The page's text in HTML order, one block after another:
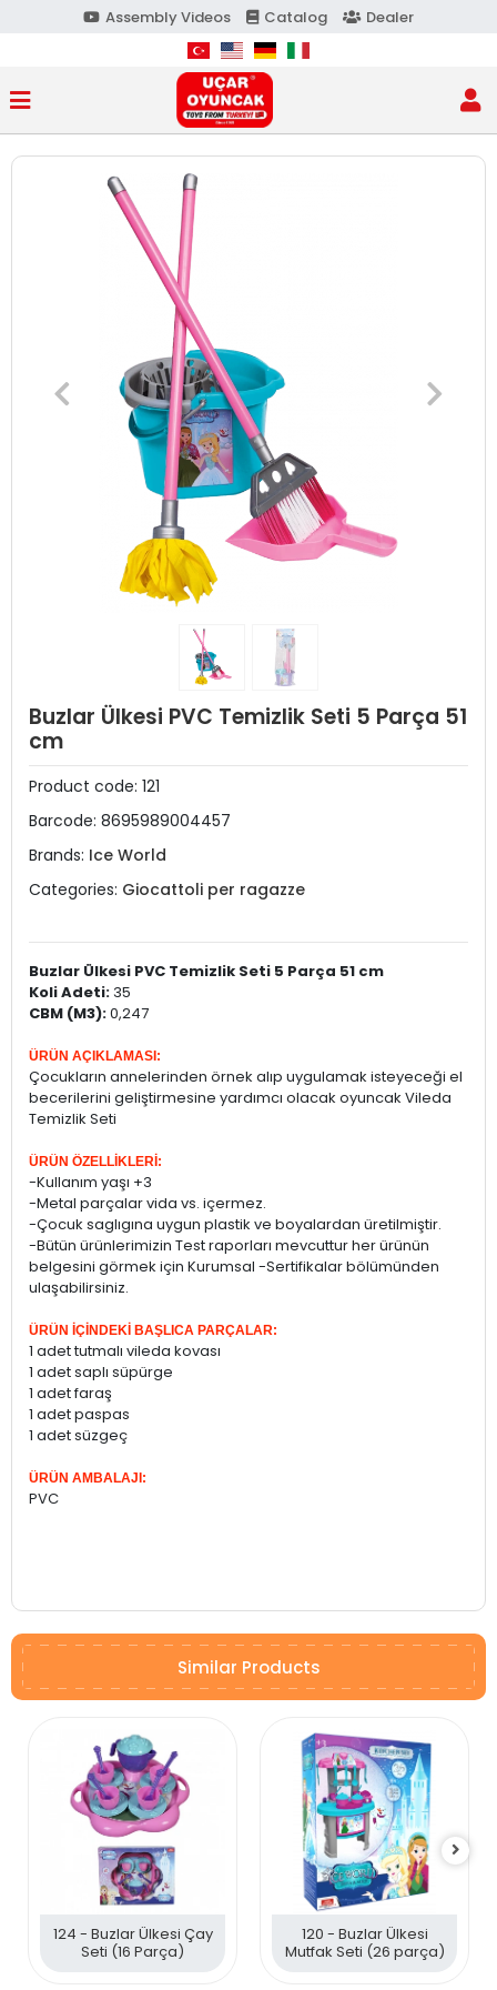
Assembly Videos Catalog Dealer
Buzlar Ülkesi PVC Temizlik Seti 5 Parça 51
cm
Product code: 121
Barcode: 8695989004457
Brands: Ice World
Categories: Giocattoli per ragazze
Buzlar Ülkesi PVC Temizlik Seti 5 Parça 51 cm
Koli Adeti:35
CBM (M3):0,247
ÜRÜN AÇIKLAMASI:
Çocukların annelerinden örnek alıp uygulamak isteyeceği el
becerilerini geliştirmesine yardımcı olacak oyuncak Vileda
Temizlik Seti
ÜRÜN ÖZELLİKLERİ:
-Kullanım yaşı +3
-Metal parçalar vida vs. içermez.
-Çocuk saglıgına uygun plastik ve boyalardan üretilmiştir.
-Bütün ürünlerimizin Test raporları mevcuttur her ürünün
belgesini görmek için Kurumsal -Sertifikalar bölümünden
ulaşabilirsiniz.
ÜRÜN İÇİNDEKİ BAŞLICA PARÇALAR:
1 adet tutmalı vileda kovası
1 adet saplı süpürge
1 adet faraş
1 adet paspas
1 adet süzgeç
ÜRÜN AMBALAJI:
PVC
Similar Products
124 - Buzlar Ülkesi Çay
Seti (16 Parça)
120 - Buzlar Ülkesi
Mutfak Seti (26 parça)